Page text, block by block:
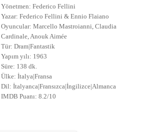
Yönetmen: Federico Fellini
Yazar: Federico Fellini & Ennio Flaiano
Oyuncular: Marcello Mastroianni, Claudia
Cardinale, Anouk Aimée
Tür: Dram|Fantastik
Yapım yılı: 1963
Süre: 138 dk.
Ülke: İtalya|Fransa
Dil: İtalyanca|Fransızca|İngilizce|Almanca
IMDB Puanı: 8.2/10